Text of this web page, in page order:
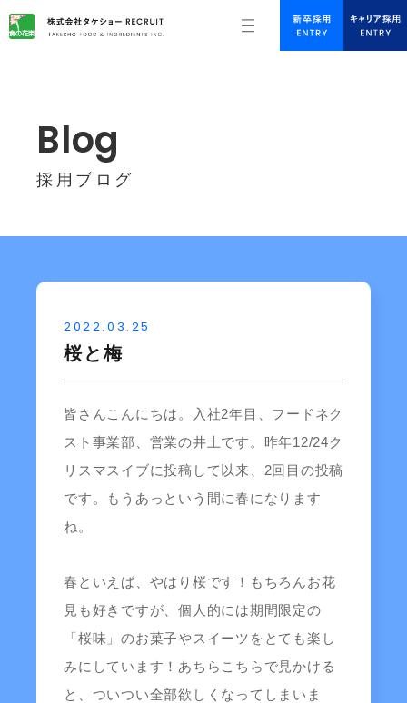
Blog
採用ブログ
2022.03.25
桜と梅
皆さんこんにちは。入社2年目、フードネク
スト事業部、営業の井上です。昨年12/24ク
リスマスイブに投稿して以来、2回目の投稿
です。もうあっという間に春になります
ね。
春といえば、やはり桜です！もちろんお花
見も好きですが、個人的には期間限定の
「桜味」のお菓子やスイーツをとても楽し
みにしています！あちらこちらで見かける
と、ついつい全部欲しくなってしまいま